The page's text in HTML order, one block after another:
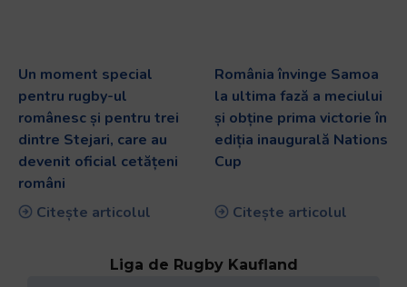
Un moment special
pentru rugby-ul
românesc și pentru trei
dintre Stejari, care au
devenit oficial cetățeni
români
Citește articolul
România învinge Samoa
la ultima fază a meciului
și obține prima victorie în
ediția inaugurală Nations
Cup
Citește articolul
Liga de Rugby Kaufland